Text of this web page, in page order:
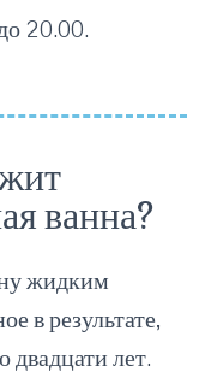
20.00.
ванна?
жидким
в результате,
двадцати лет.